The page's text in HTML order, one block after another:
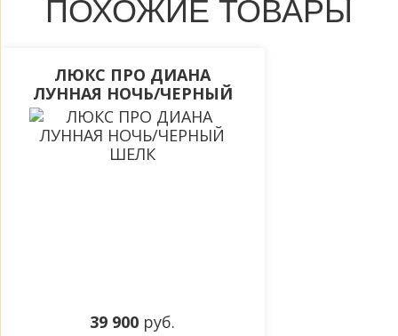
ПОХОЖИЕ ТОВАРЫ
ЛЮКС ПРО ДИАНА
ЛУННАЯ НОЧЬ/ЧЕРНЫЙ
ШЕЛК
39 900 руб.